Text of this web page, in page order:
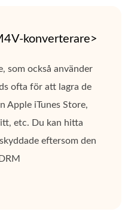
konverterare>
som också använder
ofta för att lagra de
Apple iTunes Store,
etc. Du kan hitta
eftersom den